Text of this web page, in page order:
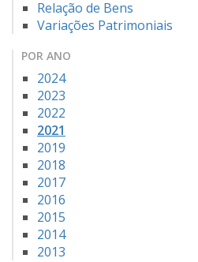
Relação de Bens
Variações Patrimoniais
POR ANO
2024
2023
2022
2021
2019
2018
2017
2016
2015
2014
2013